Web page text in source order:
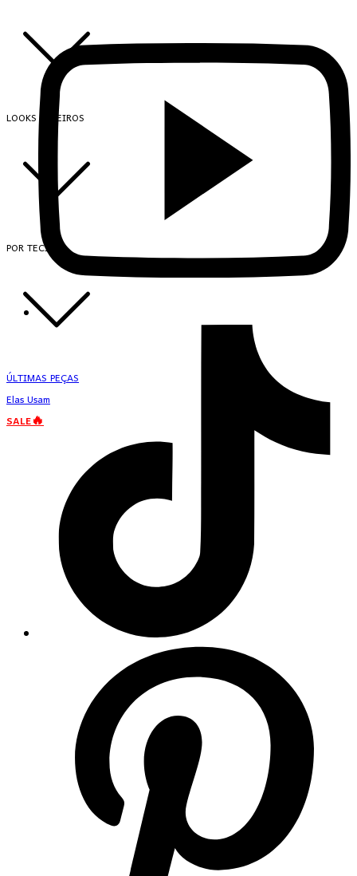
LOOKS INTEIROS
POR TECIDO
ÚLTIMAS PEÇAS
Elas Usam
SALE🔥